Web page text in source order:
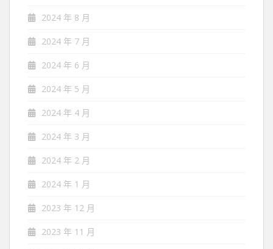
2024 年 8 月
2024 年 7 月
2024 年 6 月
2024 年 5 月
2024 年 4 月
2024 年 3 月
2024 年 2 月
2024 年 1 月
2023 年 12 月
2023 年 11 月